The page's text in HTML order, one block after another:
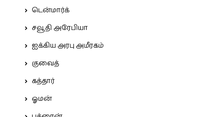
டென்மார்க்
சவூதி அரேபியா
ஐக்கிய அரபு அமீரகம்
குவைத்
கத்தார்
ஓமன்